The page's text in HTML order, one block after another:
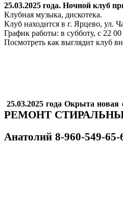
25.03.2025 года. Ночной клуб
Клубная музыка, дискотека.
Клуб находится в г. Ярцево, ул.
График работы: в субботу, с 22
Посмотреть как выглядит клуб
25.03.2025 года Окрыта новая
РЕМОНТ
Анатолий 8-960-549-65-